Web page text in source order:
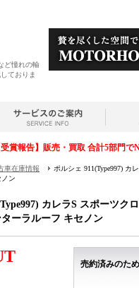
ど憧れの輸
ておりま
受賞報告】販売・買取 合計5部門で
車在庫情報
ポルシェ 911(Type997)
ン
カレラS スポーツク
ーラルーフ キセノン
売約済みのた